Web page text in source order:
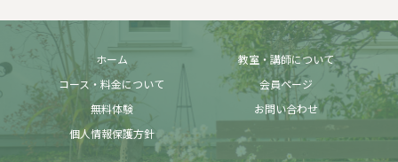
ホーム
教室・講師について
コース・料金について
会員ページ
無料体験
お問い合わせ
個人情報保護方針